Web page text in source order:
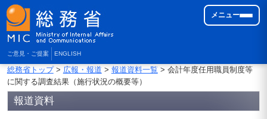
ご意見・ご提案 ENGLISH
メニュー
総務省トップ> 広報・報道 > 報道資料一覧> 会計年度任用職員制度等
に関する調査結果（施行状況の概要等）
報道資料